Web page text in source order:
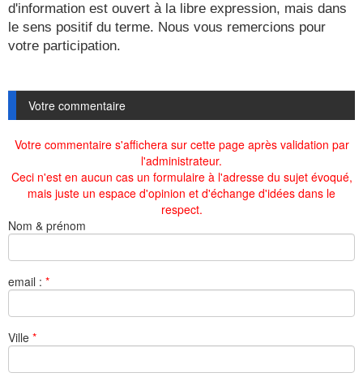
d'information est ouvert à la libre expression, mais dans
le sens positif du terme. Nous vous remercions pour
votre participation.
Votre commentaire
Votre commentaire s'affichera sur cette page après validation par
l'administrateur.
Ceci n'est en aucun cas un formulaire à l'adresse du sujet évoqué,
mais juste un espace d'opinion et d'échange d'idées dans le
respect.
Nom & prénom
email : *
Ville *